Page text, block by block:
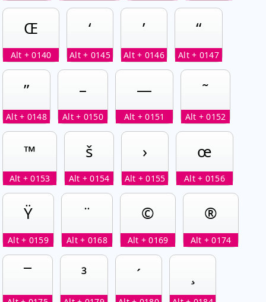
Œ
Alt + 0140
‘
Alt + 0145
’
Alt + 0146
“
Alt + 0147
”
Alt + 0148
–
Alt + 0150
—
Alt + 0151
˜
Alt + 0152
™
Alt + 0153
š
Alt + 0154
›
Alt + 0155
œ
Alt + 0156
Ÿ
Alt + 0159
¨
Alt + 0168
©
Alt + 0169
®
Alt + 0174
¯ ³ ´